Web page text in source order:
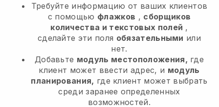
Требуйте информацию от ваших клиентов
с помощью флажков , сборщиков
количества и текстовых полей ,
сделайте эти поля обязательными или
нет.
Добавьте модуль местоположения, где
клиент может ввести адрес, и модуль
планирования, где клиент может выбрать
среди заранее определенных
возможностей.